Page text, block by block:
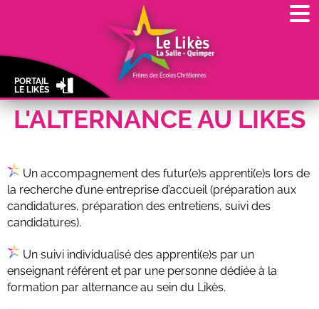
PORTAIL
LE LIKÈS
L'ALTERNANCE AU LIKES
Un accompagnement des futur(e)s apprenti(e)s lors de
la recherche d’une entreprise d’accueil (préparation aux
candidatures, préparation des entretiens, suivi des
candidatures).
Un suivi individualisé des apprenti(e)s par un
enseignant référent et par une personne dédiée à la
formation par alternance au sein du Likès.